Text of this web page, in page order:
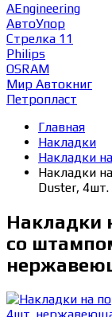
AEngineering
АвтоУпор
Стрелка 11
Philips
OSRAM
Мир Автокниг
Петропласт
Главная
Накладки
Накладки
Накладки
Duster,
Накладки
со